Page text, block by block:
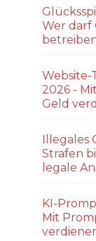
Wer darf
Website-
2026 -
Geld
Illegales
Strafen
legale
KI-
Mit